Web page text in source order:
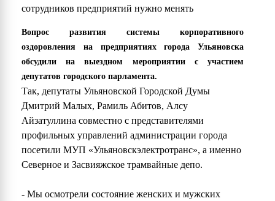
Вопрос развития системы корпоративного
оздоровления на предприятиях города Ульяновска
обсудили на выездном мероприятии с участием
депутатов городского парламента.
Так, депутаты Ульяновской Городской Думы
Дмитрий Малых, Рамиль Абитов, Алсу
Айзатуллина совместно с представителями
профильных управлений администрации города
посетили МУП «Ульяновскэлектротранс», а именно
Северное и Засвияжское трамвайные депо.
- Мы осмотрели состояние женских и мужских